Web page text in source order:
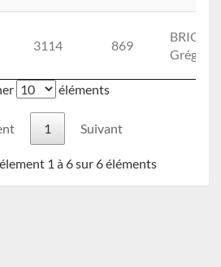
3114 869
Grégoire
éléments
1 Suivant
1 à 6 sur 6 éléments